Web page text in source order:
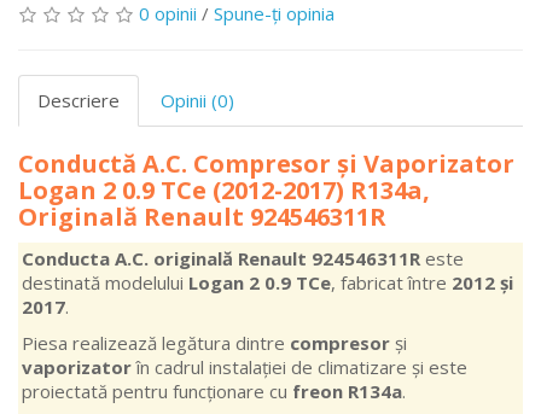
0 opinii / Spune-ţi opinia
Descriere Opinii (0)
Conductă A.C. Compresor și Vaporizator
Logan 2 0.9 TCe (2012-2017) R134a,
Originală Renault 924546311R
Conducta A.C. originală Renault 924546311R este
destinată modelului Logan 2 0.9 TCe, fabricat între 2012 și
2017.
Piesa realizează legătura dintre compresor și
vaporizatorîn cadrul instalației de climatizare și este
proiectată pentru funcționare cu freon R134a.